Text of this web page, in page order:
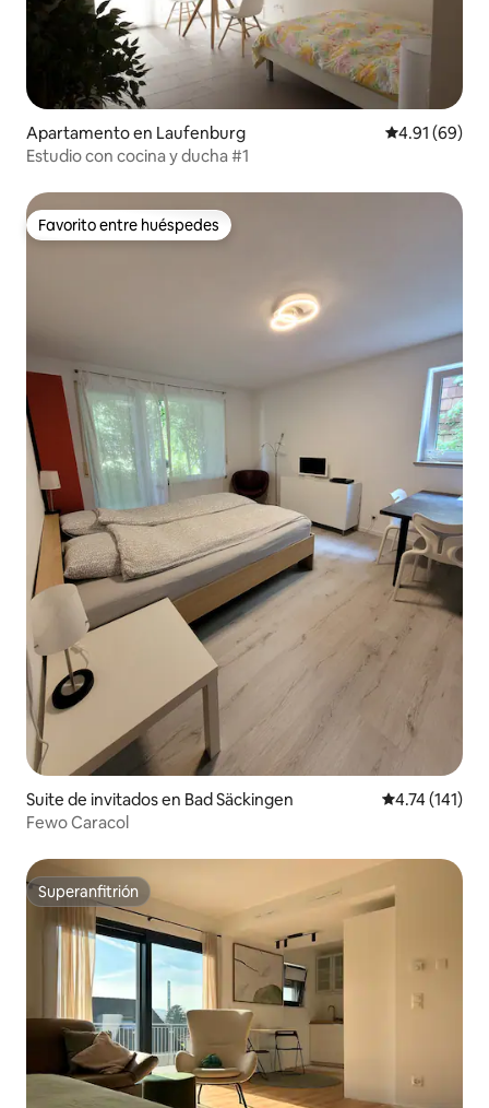
Apartamento en Laufenburg Calificación
4.91 (69)
Estudio con cocina y ducha #1
Favorito entre huéspedes
Favorito entre huéspedes
Suite de invitados en Bad Säckingen Calificación
4.74 (141)
Fewo Caracol
Superanfitrión
Superanfitrión